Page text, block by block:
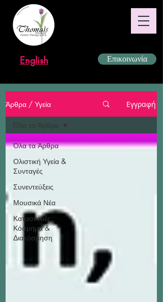
English Επικοινωνία
Άρθρα / Υγεία Εγγραφή
Όλα τα Άρθρα
Ολιστική Υγεία &
Συνταγές
Συνεντεύξεις
Μουσικά Νέα
Κατασκευές,
Κόσμημα &
Διακόσμηση
Όλα τα Άρθρα